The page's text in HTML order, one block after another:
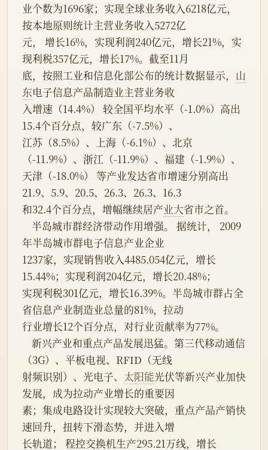
业个数为1696家；实现全球业务收入6218亿元，
按本地原则统计主营业务收入5272亿
元， 增长16%，实现利润240亿元，增长21%，实
现利税357亿元，增长17%。截至11月
底，按照工业和信息化部公布的统计数据显示， 山
东电子信息产品制造业主营业务收
入增速（14.4%） 较全国平均水平（-1.0%）高出
15.4个百分点，较广东（-7.5%）、
江苏（8.5%）、上海（-6.1%）、北京
（-11.9%）、浙江（-11.9%）、福建（-1.9%）、
天津（-18.0%） 等产业发达省市增速分别高出
21.9、5.9、20.5、26.3、26.3、16.3
和32.4个百分点，增幅继续居产业大省市之首。
年半岛城市群电子信息产业企业
1237家，实现销售收入4485.054亿元，增长
15.44%；实现利润204亿元，增长20.48%；
实现利税301亿元，增长16.39%。半岛城市群占全
省信息产业制造业总量的81%，拉动
行业增长12个百分点，对行业贡献率为77%。
（3G）、平板电视、RFID（无线
射频识别）、光电子、 太阳能光伏等新兴产业加快
发展，成为拉动产业增长的重要因
素；集成电路设计实现较大突破，重点产品产销快
速回升，扭转下滑态势，并进入增
长轨道； 程控交换机生产295.21万线，增长